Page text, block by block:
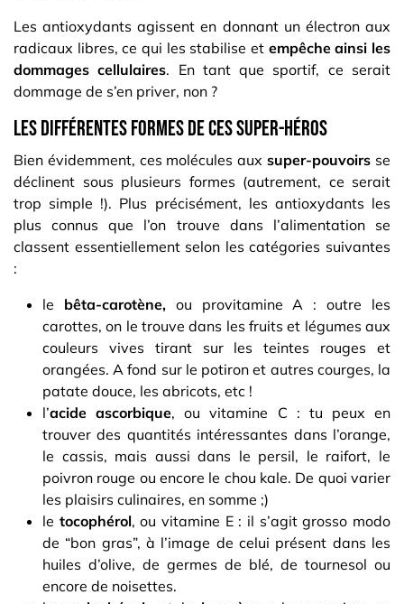
Les antioxydants agissent en donnant un électron aux
radicaux libres, ce qui les stabilise et empêche ainsi les
dommages cellulaires. En tant que sportif, ce serait
dommage de s’en priver, non ?
Les différentes formes de ces super-héros
Bien évidemment, ces molécules auxsuper-pouvoirs se
déclinent sous plusieurs formes (autrement, ce serait
trop simple !). Plus précisément, les antioxydants les
plus connus que l’on trouve dans l’alimentation se
classent essentiellement selon les catégories suivantes
:
le bêta-carotène,ou provitamine A : outre les
carottes, on le trouve dans les fruits et légumes aux
couleurs vives tirant sur les teintes rouges et
orangées. A fond sur le potiron et autres courges, la
patate douce, les abricots, etc !
l’acide ascorbique, ou vitamine C : tu peux en
trouver des quantités intéressantes dans l’orange,
le cassis, mais aussi dans le persil, le raifort, le
poivron rouge ou encore le chou kale. De quoi varier
les plaisirs culinaires, en somme ;)
le tocophérol, ou vitamine E : il s’agit grosso modo
de “bon gras”, à l’image de celui présent dans les
huiles d’olive, de germes de blé, de tournesol ou
encore de noisettes.